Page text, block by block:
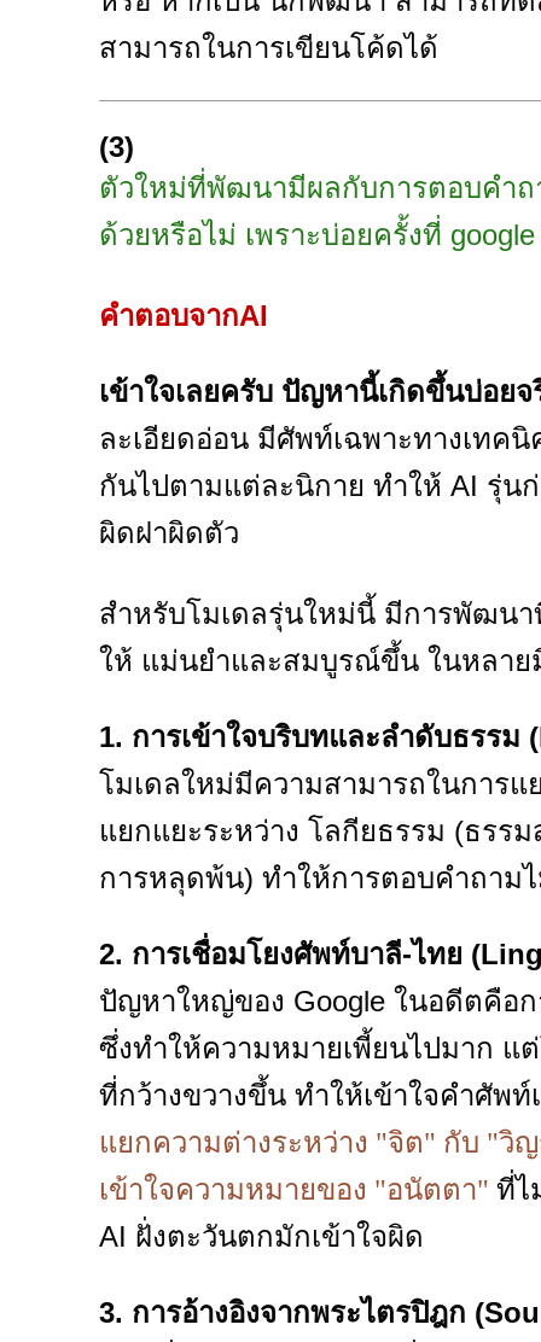
สามารถในการเขียนโค้ดได้
(3)
ตัวใหม่ที่พัฒนามีผลกับการตอบคำ
ด้วยหรือไม่ เพราะบ่อยครั้งที่
คำตอบจากAI
เข้าใจเลยครับ ปัญหานี้เกิดขึ้นบ่อย
ละเอียดอ่อน มีศัพท์เฉพาะทางเทค
กันไปตามแต่ละนิกาย ทำให้ AI รุ่น
ผิดฝาผิดตัว
สำหรับโมเดลรุ่นใหม่นี้ มีการพัฒน
ให้ แม่นยำและสมบูรณ์ขึ้น ในหลาย
1. การเข้าใจบริบทและลำดับธรรม
โมเดลใหม่มีความสามารถในการ
แยกแยะระหว่าง โลกียธรรม (ธรร
การหลุดพ้น) ทำให้การตอบคำถาม
2. การเชื่อมโยงศัพท์บาลี-ไทย
ปัญหาใหญ่ของ Google ในอดีตคือ
ซึ่งทำให้ความหมายเพี้ยนไปมาก แ
ที่กว้างขวางขึ้น ทำให้เข้าใจคำศัพท์
แยกความต่างระหว่าง "จิต" กับ "
เข้าใจความหมายของ "อนัตตา" ที่ไ
AI ฝั่งตะวันตกมักเข้าใจผิด
3. การอ้างอิงจากพระไตรปิฎก